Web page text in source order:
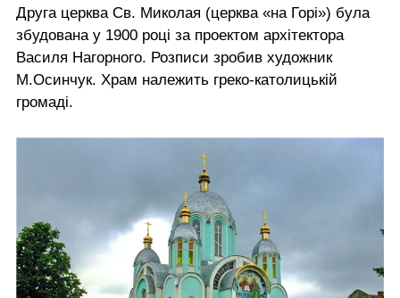
Друга церква Св. Миколая (церква «на Горі») була
збудована у 1900 році за проектом архітектора
Василя Нагорного. Розписи зробив художник
М.Осинчук. Храм належить греко-католицькій
громаді.